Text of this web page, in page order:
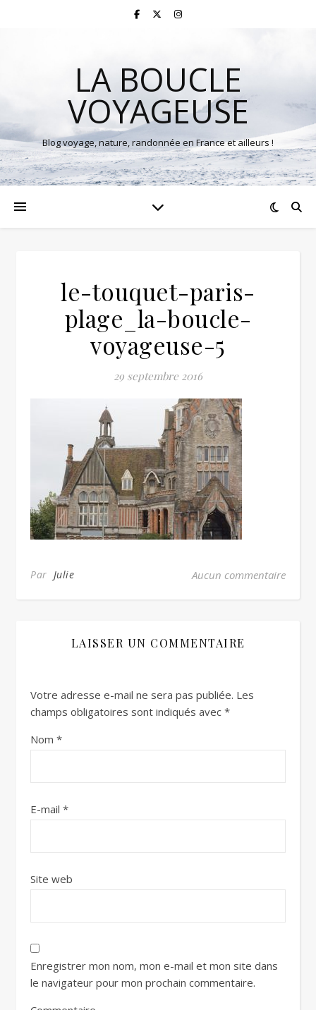
LA BOUCLE
VOYAGEUSE
Blog voyage, nature, randonnée en France et ailleurs !
le-touquet-paris-
plage_la-boucle-
voyageuse-5
29 septembre 2016
Par Julie Aucun commentaire
LAISSER UN COMMENTAIRE
Votre adresse e-mail ne sera pas publiée. Les
champs obligatoires sont indiqués avec *
Nom *
E-mail *
Site web
Enregistrer mon nom, mon e-mail et mon site dans
le navigateur pour mon prochain commentaire.